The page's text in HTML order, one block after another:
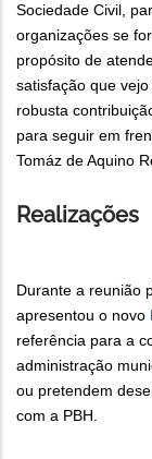
Sociedade Civil,
organizações se
propósito de
satisfação que
robusta
para seguir em
Tomáz de Aquino
Realizações
Durante a reunião
apresentou o novo
referência para a
administração
ou pretendem
com a PBH.